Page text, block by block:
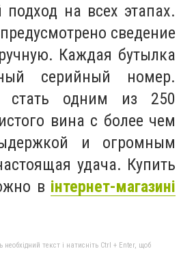
на всех этапах.
сведение
Каждая бутылка
серийный номер.
стать одним из 250
вина с более чем
и огромным
удача. Купить
в інтернет-магазині
текст і натисніть Ctrl + Enter, щоб